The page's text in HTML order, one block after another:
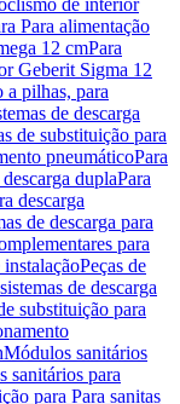
de interior
Para alimentação
12 cmPara
Geberit Sigma 12
a pilhas, para
de descarga
de substituição para
pneumáticoPara
duplaPara
descarga
de descarga para
para
Peças de
de descarga
substituição para
Módulos sanitários
sanitários para
para Para sanitas